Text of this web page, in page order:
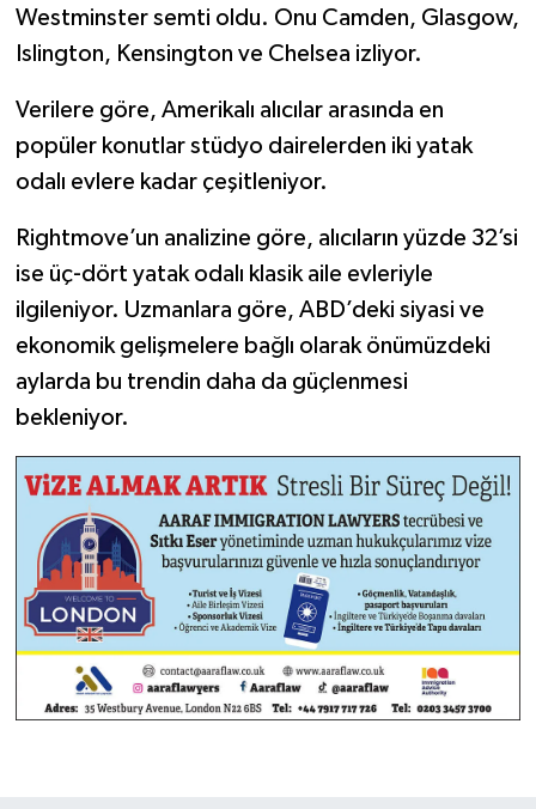
Westminster semti oldu. Onu Camden, Glasgow,
Islington, Kensington ve Chelsea izliyor.
Verilere göre, Amerikalı alıcılar arasında en
popüler konutlar stüdyo dairelerden iki yatak
odalı evlere kadar çeşitleniyor.
Rightmove’un analizine göre, alıcıların yüzde 32’si
ise üç-dört yatak odalı klasik aile evleriyle
ilgileniyor. Uzmanlara göre, ABD’deki siyasi ve
ekonomik gelişmelere bağlı olarak önümüzdeki
aylarda bu trendin daha da güçlenmesi
bekleniyor.